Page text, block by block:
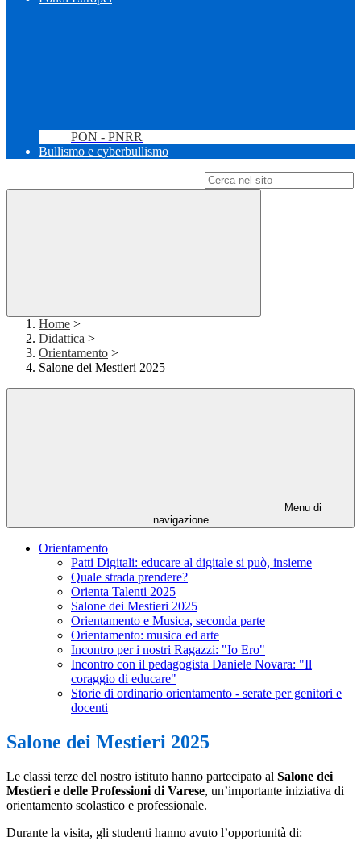
PON - PNRR
Bullismo e cyberbullismo
Home >
Didattica >
Orientamento >
Salone dei Mestieri 2025
Menu di
navigazione
Orientamento
Patti Digitali: educare al digitale si può, insieme
Quale strada prendere?
Orienta Talenti 2025
Salone dei Mestieri 2025
Orientamento e Musica, seconda parte
Orientamento: musica ed arte
Incontro per i nostri Ragazzi: "Io Ero"
Incontro con il pedagogista Daniele Novara: "Il
coraggio di educare"
Storie di ordinario orientamento - serate per genitori e
docenti
Salone dei Mestieri 2025
Le classi terze del nostro istituto hanno partecipato al Salone dei
Mestieri e delle Professioni di Varese, un’importante iniziativa di
orientamento scolastico e professionale.
Durante la visita, gli studenti hanno avuto l’opportunità di: